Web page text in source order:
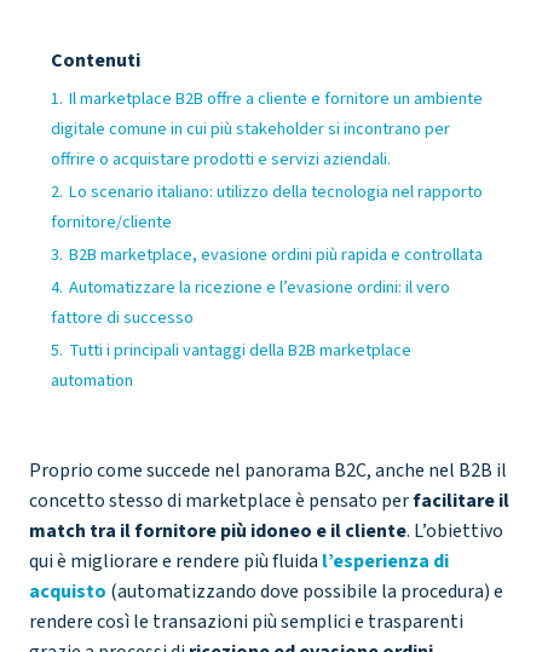
Contenuti
1. Il marketplace B2B offre a cliente e fornitore un ambiente
digitale comune in cui più stakeholder si incontrano per
offrire o acquistare prodotti e servizi aziendali.
2. Lo scenario italiano: utilizzo della tecnologia nel rapporto
fornitore/cliente
3. B2B marketplace, evasione ordini più rapida e controllata
4. Automatizzare la ricezione e l’evasione ordini: il vero
fattore di successo
5. Tutti i principali vantaggi della B2B marketplace
automation
Proprio come succede nel panorama B2C, anche nel B2B il
concetto stesso di marketplace è pensato perfacilitare il
match tra il fornitore più idoneo e il cliente. L’obiettivo
qui è migliorare e rendere più fluida l’esperienza di
acquisto (automatizzando dove possibile la procedura) e
rendere così le transazioni più semplici e trasparenti